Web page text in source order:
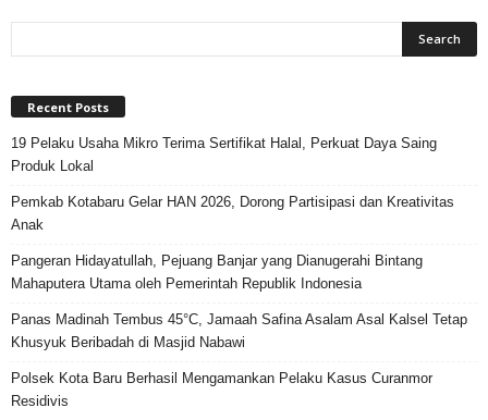
Recent Posts
19 Pelaku Usaha Mikro Terima Sertifikat Halal, Perkuat Daya Saing
Produk Lokal
Pemkab Kotabaru Gelar HAN 2026, Dorong Partisipasi dan Kreativitas
Anak
Pangeran Hidayatullah, Pejuang Banjar yang Dianugerahi Bintang
Mahaputera Utama oleh Pemerintah Republik Indonesia
Panas Madinah Tembus 45°C, Jamaah Safina Asalam Asal Kalsel Tetap
Khusyuk Beribadah di Masjid Nabawi
Polsek Kota Baru Berhasil Mengamankan Pelaku Kasus Curanmor
Residivis